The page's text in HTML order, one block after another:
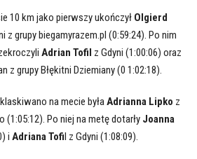
10 km jako pierwszy ukończył Olgierd
z grupy biegamyrazem.pl (0:59:24). Po nim
Adrian Tofil z Gdyni (1:00:06) oraz
z grupy Błękitni Dziemiany (0 1:02:18).
na mecie byłaAdrianna Lipko z
(1:05:12). Po niej na metę dotarły Joanna
i Adriana Tofil z Gdyni (1:08:09).